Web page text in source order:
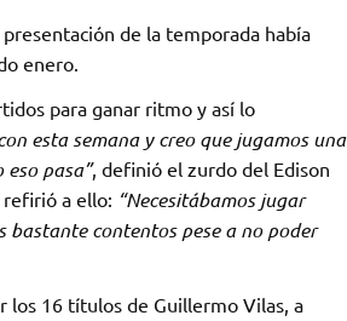
de la temporada había
enero.
para ganar ritmo y así lo
esta semana y creo que jugamos una
pasa”, definió el zurdo del Edison
refirió a ello: “Necesitábamos jugar
contentos pese a no poder
los 16 títulos de Guillermo Vilas, a